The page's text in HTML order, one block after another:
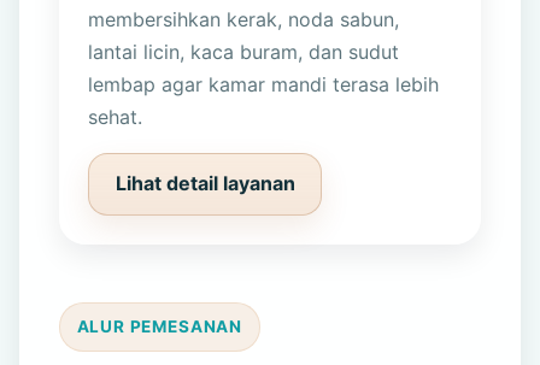
membersihkan kerak, noda sabun,
lantai licin, kaca buram, dan sudut
lembap agar kamar mandi terasa lebih
sehat.
Lihat detail layanan
ALUR PEMESANAN